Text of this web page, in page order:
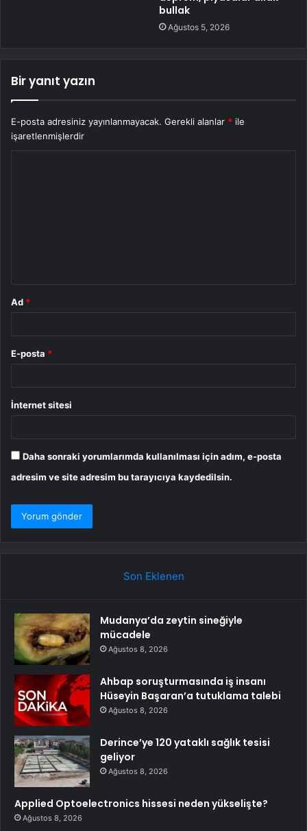
bullak
Ağustos 5, 2026
Bir yanıt yazın
E-posta adresiniz yayınlanmayacak. Gerekli alanlar * ile
işaretlenmişlerdir
Ad *
E-posta *
İnternet sitesi
Daha sonraki yorumlarımda kullanılması için adım, e-posta
adresim ve site adresim bu tarayıcıya kaydedilsin.
Son Eklenen
Mudanya’da zeytin sineğiyle
mücadele
Ağustos 8, 2026
Ahbap soruşturmasında iş insanı
Hüseyin Başaran’a tutuklama talebi
Ağustos 8, 2026
Derince’ye 120 yataklı sağlık tesisi
geliyor
Ağustos 8, 2026
Applied Optoelectronics hissesi neden yükselişte?
Ağustos 8, 2026